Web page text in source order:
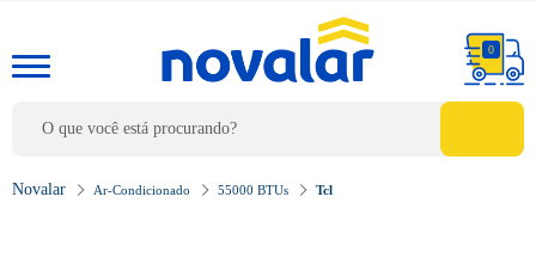
0
Ar-Condicionado 55000 BTUs Tcl